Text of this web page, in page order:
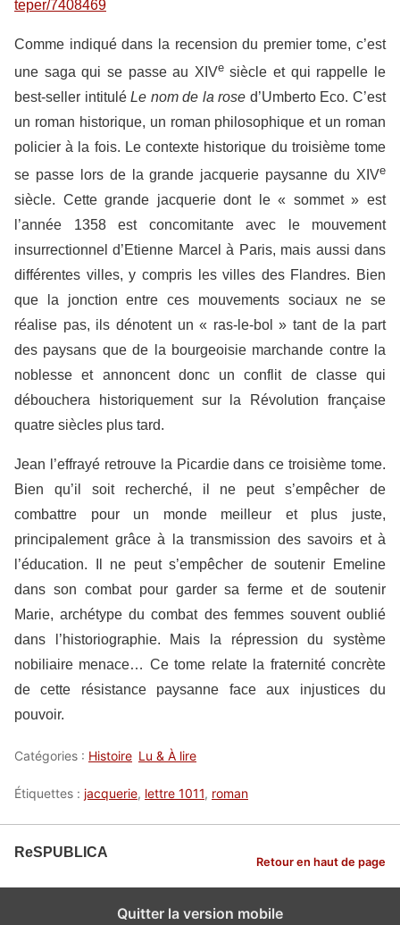
teper/7408469
Comme indiqué dans la recension du premier tome, c’est
une saga qui se passe au XIVesiècle et qui rappelle le
best-seller intituléLe nom de la rose d’Umberto Eco. C’est
un roman historique, un roman philosophique et un roman
policier à la fois. Le contexte historique du troisième tome
se passe lors de la grande jacquerie paysanne du XIVe
siècle. Cette grande jacquerie dont le « sommet » est
l’année 1358 est concomitante avec le mouvement
insurrectionnel d’Etienne Marcel à Paris, mais aussi dans
différentes villes, y compris les villes des Flandres. Bien
que la jonction entre ces mouvements sociaux ne se
réalise pas, ils dénotent un « ras-le-bol » tant de la part
des paysans que de la bourgeoisie marchande contre la
noblesse et annoncent donc un conflit de classe qui
débouchera historiquement sur la Révolution française
quatre siècles plus tard.
Jean l’effrayé retrouve la Picardie dans ce troisième tome.
Bien qu’il soit recherché, il ne peut s’empêcher de
combattre pour un monde meilleur et plus juste,
principalement grâce à la transmission des savoirs et à
l’éducation. Il ne peut s’empêcher de soutenir Emeline
dans son combat pour garder sa ferme et de soutenir
Marie, archétype du combat des femmes souvent oublié
dans l’historiographie. Mais la répression du système
nobiliaire menace… Ce tome relate la fraternité concrète
de cette résistance paysanne face aux injustices du
pouvoir.
Catégories : Histoire Lu & À lire
Étiquettes : jacquerie, lettre 1011, roman
ReSPUBLICA
Retour en haut de page
Quitter la version mobile